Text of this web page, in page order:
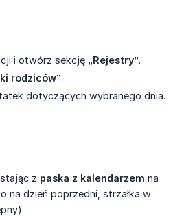
i otwórz sekcję „Rejestry”.
rodziców”.
dotyczących wybranego dnia.
z paska z kalendarzem na
na dzień poprzedni, strzałka w